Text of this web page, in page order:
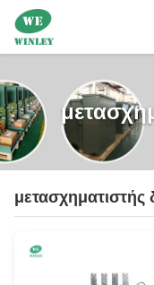
μετασχηματιστής